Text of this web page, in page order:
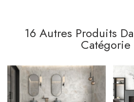
16 Autres Produits
Catégorie